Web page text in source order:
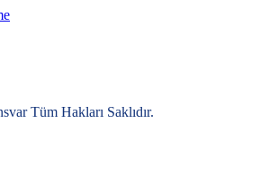
Tüm Hakları Saklıdır.